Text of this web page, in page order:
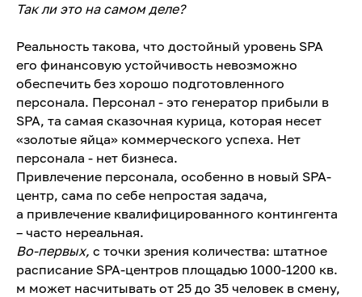
Так ли это на самом деле?
Реальность такова, что достойный уровень SPA
его финансовую устойчивость невозможно
обеспечить без хорошо подготовленного
персонала. Персонал - это генератор прибыли в
SPA, та самая сказочная курица, которая несет
«золотые яйца» коммерческого успеха. Нет
персонала - нет бизнеса.
Привлечение персонала, особенно в новый SPA-
центр, сама по себе непростая задача,
а привлечение квалифицированного контингента
– часто нереальная.
Во-первых, с точки зрения количества: штатное
расписание SPA-центров площадью 1000-1200 кв.
м может насчитывать от 25 до 35 человек в смену,